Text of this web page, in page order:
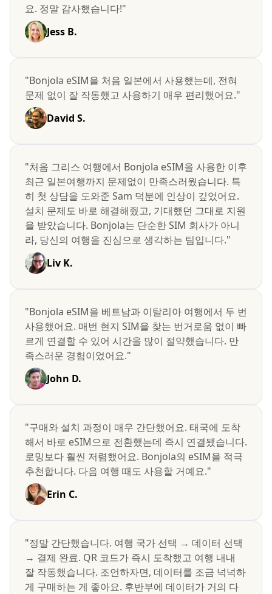
요. 정말 감사했습니다!"
Jess B.
"Bonjola eSIM을 처음 일본에서 사용했는데, 전혀
문제 없이 잘 작동했고 사용하기 매우 편리했어요."
David S.
"처음 그리스 여행에서 Bonjola eSIM을 사용한 이후
최근 일본여행까지 문제없이 만족스러웠습니다. 특
히 첫 상담을 도와준 Sam 덕분에 인상이 깊었어요.
설치 문제도 바로 해결해줬고, 기대했던 그대로 지원
을 받았습니다. Bonjola는 단순한 SIM 회사가 아니
라, 당신의 여행을 진심으로 생각하는 팀입니다."
Liv K.
"Bonjola eSIM을 베트남과 이탈리아 여행에서 두 번
사용했어요. 매번 현지 SIM을 찾는 번거로움 없이 빠
르게 연결할 수 있어 시간을 많이 절약했습니다. 만
족스러운 경험이었어요."
John D.
"구매와 설치 과정이 매우 간단했어요. 태국에 도착
해서 바로 eSIM으로 전환했는데 즉시 연결됐습니다.
로밍보다 훨씬 저렴했어요. Bonjola의 eSIM을 적극
추천합니다. 다음 여행 때도 사용할 거예요."
Erin C.
"정말 간단했습니다. 여행 국가 선택 → 데이터 선택
→ 결제 완료. QR 코드가 즉시 도착했고 여행 내내
잘 작동했습니다. 조언하자면, 데이터를 조금 넉넉하
게 구매하는 게 좋아요. 후반부에 데이터가 거의 다